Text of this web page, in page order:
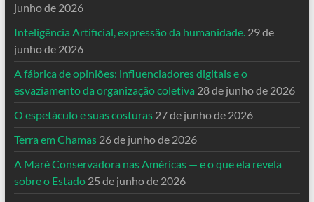
junho de 2026
Inteligência Artificial, expressão da humanidade. 29 de
junho de 2026
A fábrica de opiniões: influenciadores digitais e o
esvaziamento da organização coletiva 28 de junho de 2026
O espetáculo e suas costuras 27 de junho de 2026
Terra em Chamas 26 de junho de 2026
A Maré Conservadora nas Américas — e o que ela revela
sobre o Estado 25 de junho de 2026